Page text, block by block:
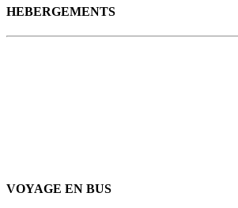
HEBERGEMENTS
VOYAGE EN BUS